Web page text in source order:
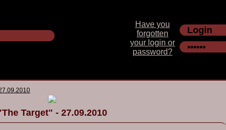
Have you
forgotten
your login or
password?
Target" - 27.09.2010